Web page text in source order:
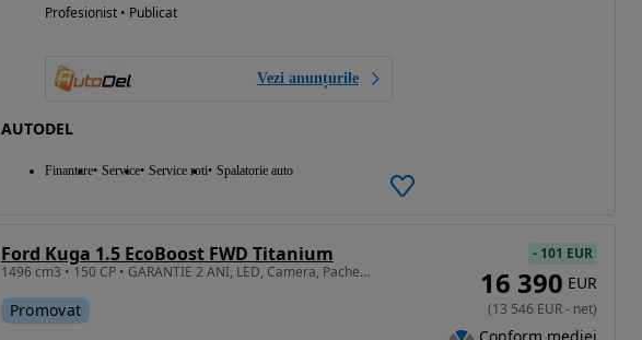
Profesionist • Publicat
Vezi anunțurile
AUTODEL
Finantare Service Service roti Spalatorie auto
Ford Kuga 1.5 EcoBoost FWD Titanium
1496 cm3 • 150 CP • GARANTIE 2 ANI, LED, Camera, Pachet iarna, Clima
Promovat
- 101 EUR
16 390 EUR
(13 546 EUR- net)
Conform mediei